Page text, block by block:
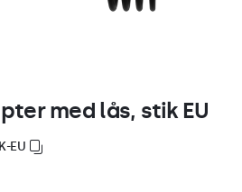
med lås, stik EU
EU